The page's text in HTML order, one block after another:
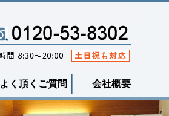
よく頂くご質問 会社概要